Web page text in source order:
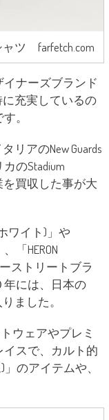
ャツ farfetch.com
ナーズブランド
に充実しているの
。
リアのNew Guards
のStadium
を買収した事が大
ホワイト)」や
「HERON
ストリートブラ
年には、日本の
ました。
ウェアやプレミ
スで、カルト的
のアイテムや、